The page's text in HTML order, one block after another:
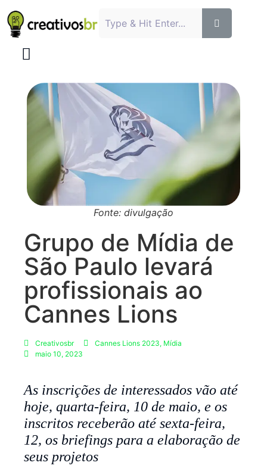
Fonte: divulgação
Grupo de Mídia de
São Paulo levará
profissionais ao
Cannes Lions
Creativosbr Cannes Lions 2023, Mídia
maio 10, 2023
As inscrições de interessados vão até
hoje, quarta-feira, 10 de maio, e os
inscritos receberão até sexta-feira,
12, os briefings para a elaboração de
seus projetos